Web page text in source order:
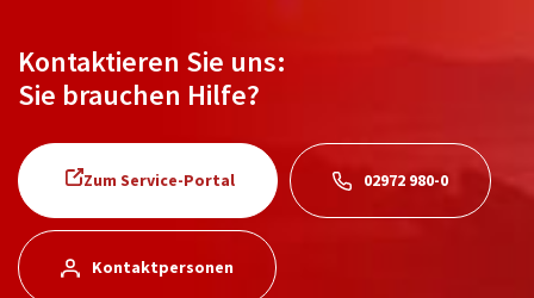
Kontaktieren Sie uns:
Sie brauchen Hilfe?
Zum Service-Portal 02972 980-0
Kontaktpersonen